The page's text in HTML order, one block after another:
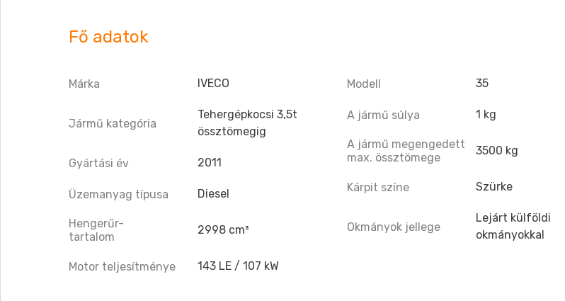
Fő adatok
Márka IVECO
Jármű kategória
Tehergépkocsi 3,5t
össztömegig
Gyártási év 2011
Üzemanyag típusa Diesel
Hengerűr-
tartalom
2998 cm³
Motor teljesítménye 143 LE / 107 kW
Modell 35
A jármű súlya 1 kg
A jármű megengedett
max. össztömege
3500 kg
Kárpit színe Szürke
Okmányok jellege
Lejárt külföldi
okmányokkal